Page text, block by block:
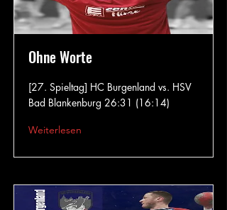
Ohne Worte
[27. Spieltag] HC Burgenland vs. HSV
Bad Blankenburg 26:31 (16:14)
Weiterlesen